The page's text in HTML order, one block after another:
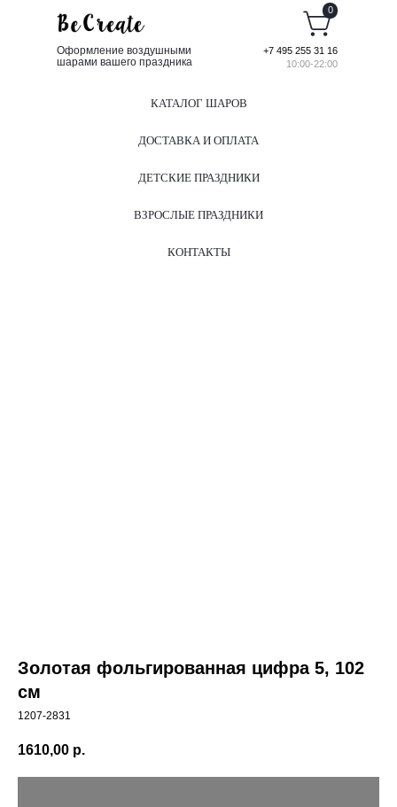
Оформление воздушными
шарами вашего праздника
+7 495 255 31 16
10:00-22:00
0
КАТАЛОГ ШАРОВ
ДОСТАВКА И ОПЛАТА
ДЕТСКИЕ ПРАЗДНИКИ
ВЗРОСЛЫЕ ПРАЗДНИКИ
КОНТАКТЫ
Золотая фольгированная цифра 5, 102
см
1207-2831
1610,00 р.